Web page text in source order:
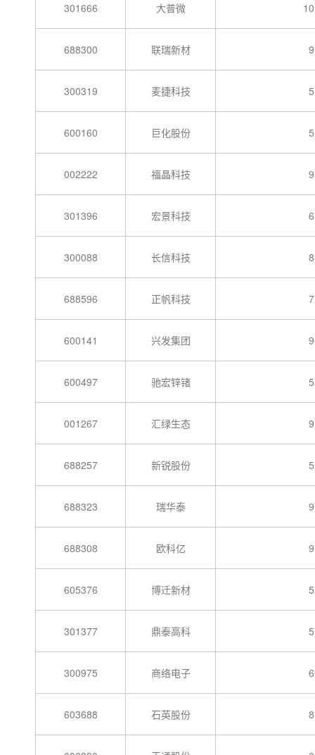
301666 大普微 10
688300 联瑞新材 9
300319 麦捷科技 5
600160 巨化股份 5
002222 福晶科技 9
301396 宏景科技 6
300088 长信科技 8
688596 正帆科技 7
600141 兴发集团 9
600497 驰宏锌锗 5
001267 汇绿生态 9
688257 新锐股份 5
688323 瑞华泰 9
688308 欧科亿 9
605376 博迁新材 5
301377 鼎泰高科 5
300975 商络电子 6
603688 石英股份 8